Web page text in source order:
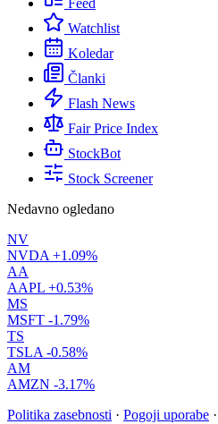
Feed
Watchlist
Koledar
Članki
Flash News
Fair Price Index
StockBot
Stock Screener
Nedavno ogledano
NV
NVDA +1.09%
AA
AAPL +0.53%
MS
MSFT -1.79%
TS
TSLA -0.58%
AM
AMZN -3.17%
Politika zasebnosti · Pogoji uporabe ·